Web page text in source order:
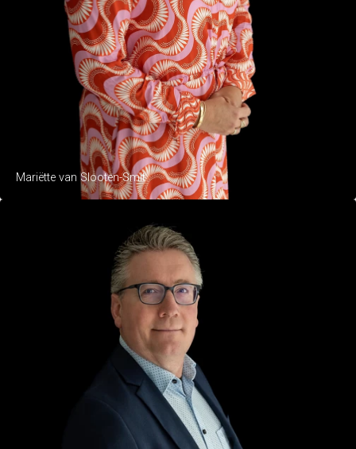
Mariëtte van Slooten-Smit